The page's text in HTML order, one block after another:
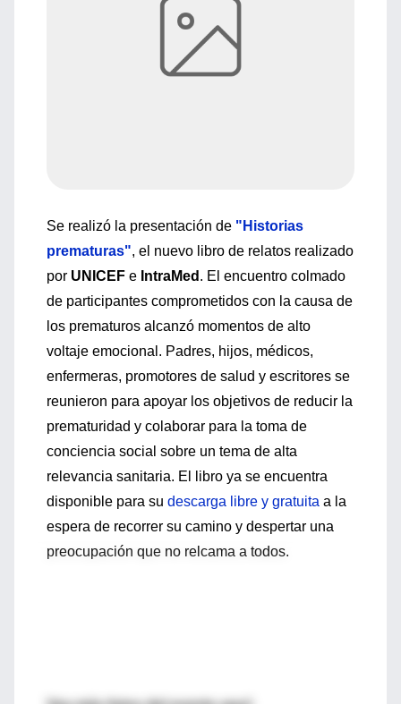
Se realizó la presentación de "Historias
prematuras", el nuevo libro de relatos realizado
por UNICEF e IntraMed . El encuentro colmado
de participantes comprometidos con la causa de
los prematuros alcanzó momentos de alto
voltaje emocional. Padres, hijos, médicos,
enfermeras, promotores de salud y escritores se
reunieron para apoyar los objetivos de reducir la
prematuridad y colaborar para la toma de
conciencia social sobre un tema de alta
relevancia sanitaria. El libro ya se encuentra
disponible para su descarga libre y gratuita a la
espera de recorrer su camino y despertar una
preocupación que no relcama a todos.